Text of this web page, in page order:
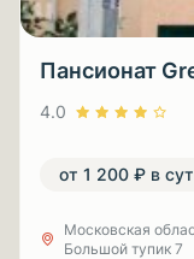
Пансионат
4.0
от 1 200 ₽ в
Московская
Большой тупик 7